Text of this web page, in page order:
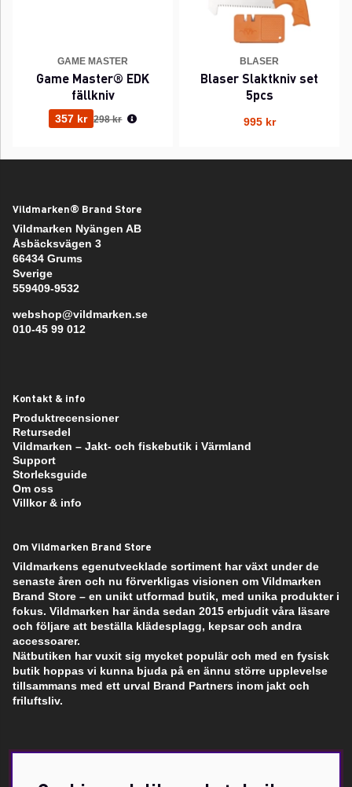
GAME MASTER
Game Master® EDK
fällkniv
357 kr Ordinarie pris:
298 kr
BLASER
Blaser Slaktkniv set
5pcs
995 kr
Vildmarken® Brand Store
Vildmarken Nyängen AB
Åsbäcksvägen 3
66434 Grums
Sverige
559409-9532
webshop@vildmarken.se
010-45 99 012
Kontakt & info
Produktrecensioner
Retursedel
Vildmarken – Jakt- och fiskebutik i Värmland
Support
Storleksguide
Om oss
Villkor & info
Om Vildmarken Brand Store
Vildmarkens egenutvecklade sortiment har växt under de
senaste åren och nu förverkligas visionen om Vildmarken
Brand Store – en unikt utformad butik, med unika produkter i
fokus. Vildmarken har ända sedan 2015 erbjudit våra läsare
och följare att beställa klädesplagg, kepsar och andra
accessoarer.
Nätbutiken har vuxit sig mycket populär och med en fysisk
butik hoppas vi kunna bjuda på en ännu större upplevelse
tillsammans med ett urval Brand Partners inom jakt och
friluftsliv.